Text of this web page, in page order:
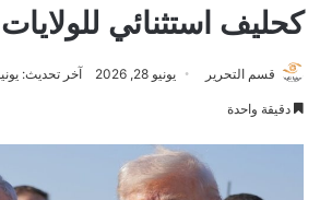
كحليف استثنائي
قسم التحرير يونيو 28, 2026 آخر تحديث: يونيو 28,
دقيقة واحدة